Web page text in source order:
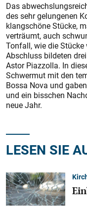
Das
des sehr gelungenen
klangschöne Stücke,
verträumt, auch
Tonfall, wie die Stücke
Abschluss bildeten
Astor Piazzolla. In
Schwermut mit den
Bossa Nova und
und ein bisschen
neue Jahr.
LESEN SIE